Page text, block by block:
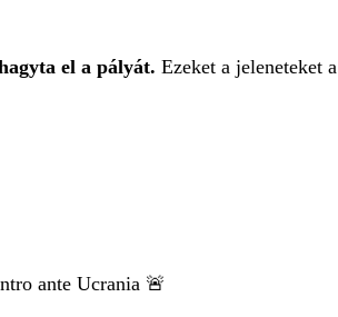
el a pályát. Ezeket a jeleneteket a
ante Ucrania 🚨